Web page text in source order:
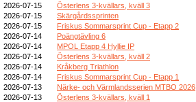
2026-07-15
Österlens 3-kvällars, kväll 3
2026-07-15
Skärgårdssprinten
2026-07-15
Friskus Sommarsprint Cup - Etapp 2
2026-07-14
Poängtävling 6
2026-07-14
MPOL Etapp 4 Hyllie IP
2026-07-14
Österlens 3-kvällars, kväll 2
2026-07-14
Kråkberg Triathlon
2026-07-14
Friskus Sommarsprint Cup - Etapp 1
2026-07-13
Närke- och Värmlandsserien MTBO 2026
2026-07-13
Österlens 3-kvällars, kväll 1